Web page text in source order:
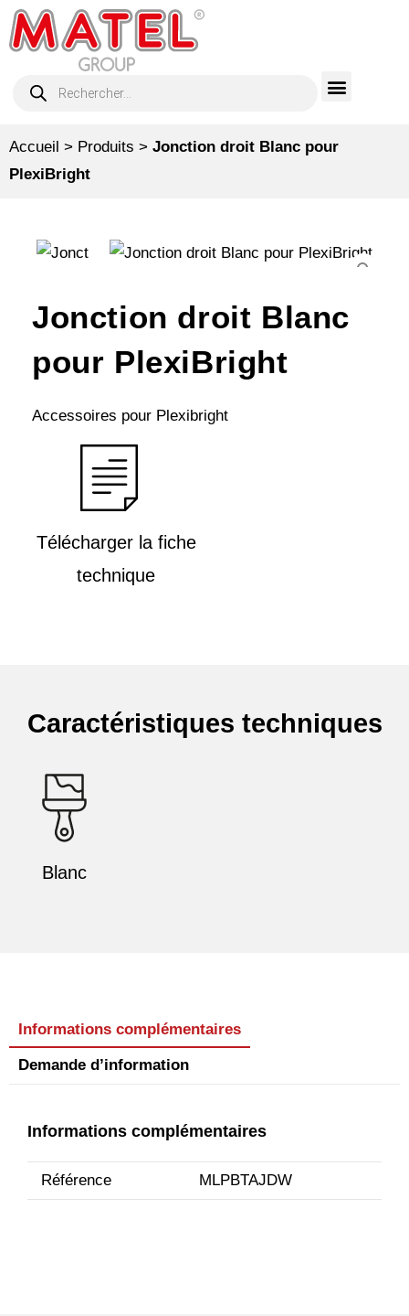
Accueil > Produits > Jonction droit Blanc pour
PlexiBright
Jonction droit Blanc
pour PlexiBright
Accessoires pour Plexibright
Télécharger la fiche
technique
Caractéristiques techniques
Blanc
Informations complémentaires
Demande d’information
Informations complémentaires
Référence MLPBTAJDW